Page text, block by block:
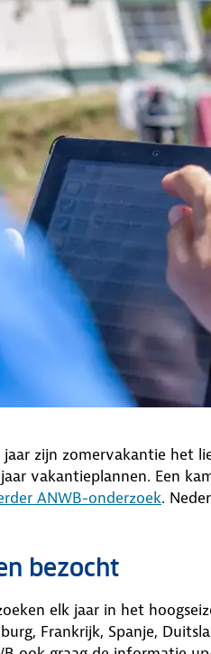
zijn zomervakantie het
vakantieplannen. Een
ANWB-onderzoek.
bezocht
elk jaar in het
Frankrijk, Spanje,